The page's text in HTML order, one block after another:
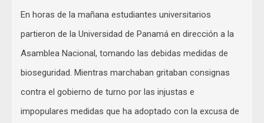
En horas de la mañana estudiantes universitarios
partieron de la Universidad de Panamá en dirección a la
Asamblea Nacional, tomando las debidas medidas de
bioseguridad. Mientras marchaban gritaban consignas
contra el gobierno de turno por las injustas e
impopulares medidas que ha adoptado con la excusa de